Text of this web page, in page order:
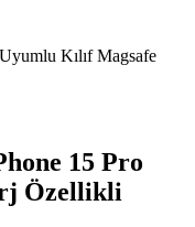
15 Pro
Özellikli